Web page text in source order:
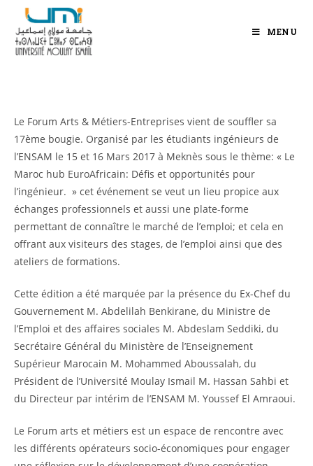
MENU
Le Forum Arts & Métiers-Entreprises vient de souffler sa
17ème bougie. Organisé par les étudiants ingénieurs de
l’ENSAM le 15 et 16 Mars 2017 à Meknès sous le thème: « Le
Maroc hub EuroAfricain: Défis et opportunités pour
l’ingénieur. » cet événement se veut un lieu propice aux
échanges professionnels et aussi une plate-forme
permettant de connaître le marché de l’emploi; et cela en
offrant aux visiteurs des stages, de l’emploi ainsi que des
ateliers de formations.
Cette édition a été marquée par la présence du Ex-Chef du
Gouvernement M. Abdelilah Benkirane, du Ministre de
l’Emploi et des affaires sociales M. Abdeslam Seddiki, du
Secrétaire Général du Ministère de l’Enseignement
Supérieur Marocain M. Mohammed Aboussalah, du
Président de l’Université Moulay Ismail M. Hassan Sahbi et
du Directeur par intérim de l’ENSAM M. Youssef El Amraoui.
Le Forum arts et métiers est un espace de rencontre avec
les différents opérateurs socio-économiques pour engager